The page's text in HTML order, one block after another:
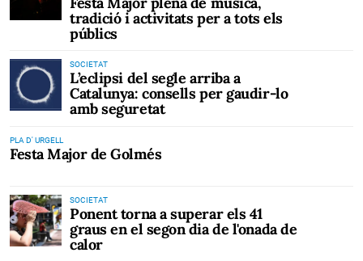
tradició i activitats per a tots els
públics
SOCIETAT
L’eclipsi del segle arriba a
Catalunya: consells per gaudir-lo
amb seguretat
PLA D' URGELL
Festa Major de Golmés
SOCIETAT
Ponent torna a superar els 41
graus en el segon dia de l'onada de
calor